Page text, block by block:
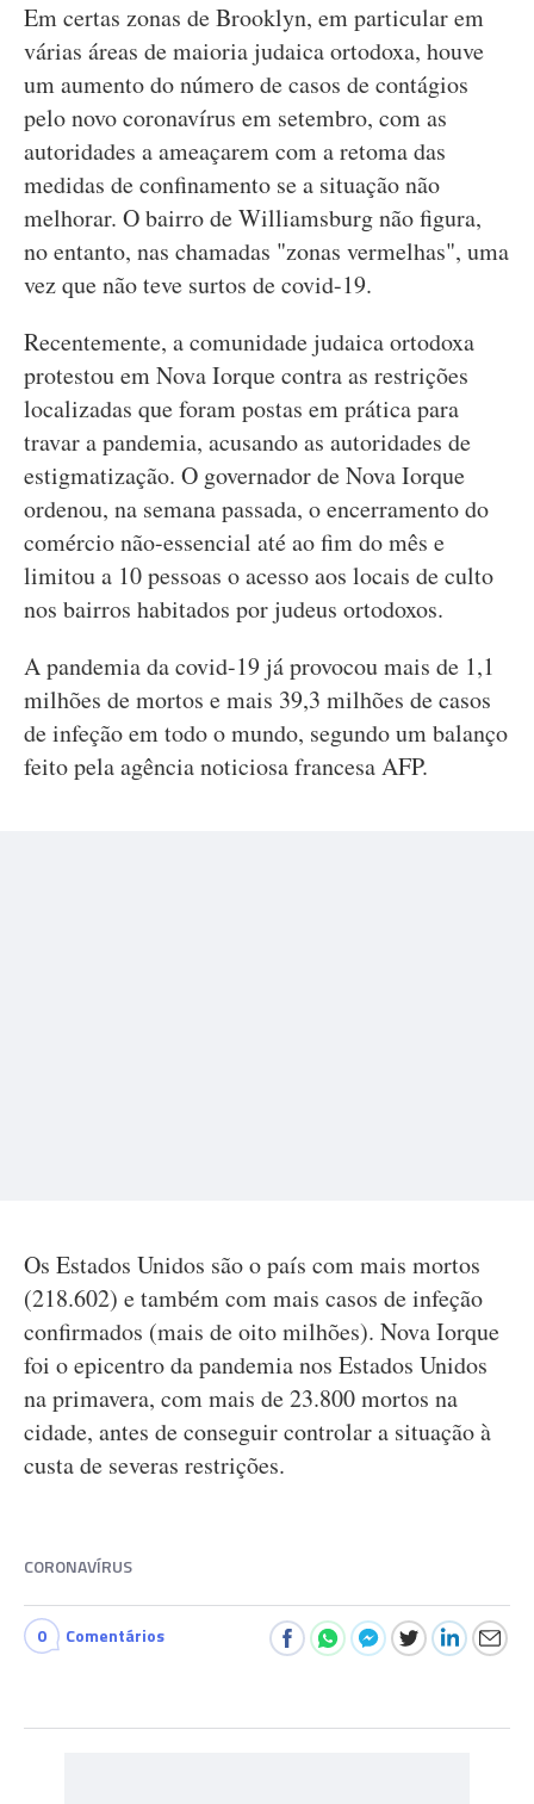
Em certas zonas de Brooklyn, em particular em
várias áreas de maioria judaica ortodoxa, houve
um aumento do número de casos de contágios
pelo novo coronavírus em setembro, com as
autoridades a ameaçarem com a retoma das
medidas de confinamento se a situação não
melhorar. O bairro de Williamsburg não figura,
no entanto, nas chamadas "zonas vermelhas", uma
vez que não teve surtos de covid-19.
Recentemente, a comunidade judaica ortodoxa
protestou em Nova Iorque contra as restrições
localizadas que foram postas em prática para
travar a pandemia, acusando as autoridades de
estigmatização. O governador de Nova Iorque
ordenou, na semana passada, o encerramento do
comércio não-essencial até ao fim do mês e
limitou a 10 pessoas o acesso aos locais de culto
nos bairros habitados por judeus ortodoxos.
A pandemia da covid-19 já provocou mais de 1,1
milhões de mortos e mais 39,3 milhões de casos
de infeção em todo o mundo, segundo um balanço
feito pela agência noticiosa francesa AFP.
Os Estados Unidos são o país com mais mortos
(218.602) e também com mais casos de infeção
confirmados (mais de oito milhões). Nova Iorque
foi o epicentro da pandemia nos Estados Unidos
na primavera, com mais de 23.800 mortos na
cidade, antes de conseguir controlar a situação à
custa de severas restrições.
CORONAVÍRUS
0 Comentários